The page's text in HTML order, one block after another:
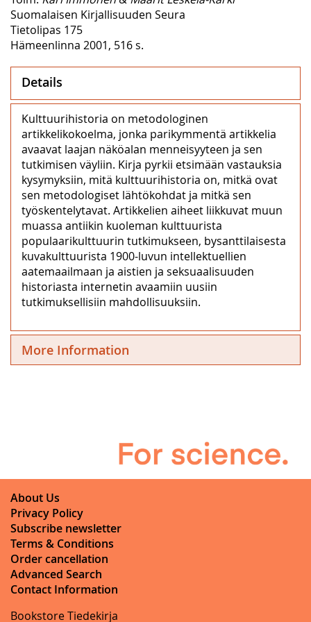
Suomalaisen Kirjallisuuden Seura
Tietolipas 175
Hämeenlinna 2001, 516 s.
Details
Kulttuurihistoria on metodologinen
artikkelikokoelma, jonka parikymmentä artikkelia
avaavat laajan näköalan menneisyyteen ja sen
tutkimisen väyliin. Kirja pyrkii etsimään vastauksia
kysymyksiin, mitä kulttuurihistoria on, mitkä ovat
sen metodologiset lähtökohdat ja mitkä sen
työskentelytavat. Artikkelien aiheet liikkuvat muun
muassa antiikin kuoleman kulttuurista
populaarikulttuurin tutkimukseen, bysanttilaisesta
kuvakulttuurista 1900-luvun intellektuellien
aatemaailmaan ja aistien ja seksuaalisuuden
historiasta internetin avaamiin uusiin
tutkimuksellisiin mahdollisuuksiin.
More Information
About Us
Privacy Policy
Subscribe newsletter
Terms & Conditions
Order cancellation
Advanced Search
Contact Information
Bookstore Tiedekirja